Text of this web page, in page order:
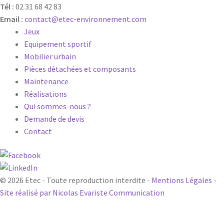
Tél : 02 31 68 42 83
Email : contact@etec-environnement.com
Jeux
Equipement sportif
Mobilier urbain
Pièces détachées et composants
Maintenance
Réalisations
Qui sommes-nous ?
Demande de devis
Contact
© 2026 Etec - Toute reproduction interdite - Mentions Légales -
Site réalisé par Nicolas Evariste Communication